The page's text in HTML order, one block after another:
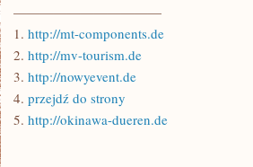
———————————
1. http://mt-components.de
2. http://mv-tourism.de
3. http://nowyevent.de
4. przejdź do strony
5. http://okinawa-dueren.de